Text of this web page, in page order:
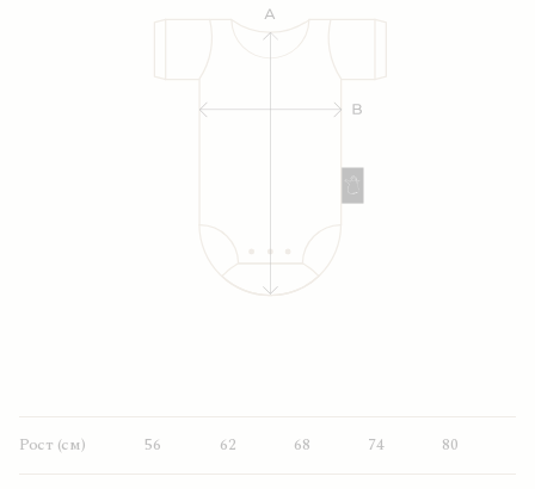
Рост (см) 56 62 68 74 80